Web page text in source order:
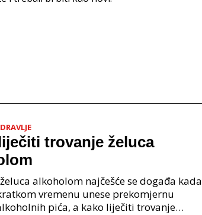
trovanje želuca
alkoholom najčešće se događa kada
vremenu unese prekomjernu
pića, a kako liječiti trovanje